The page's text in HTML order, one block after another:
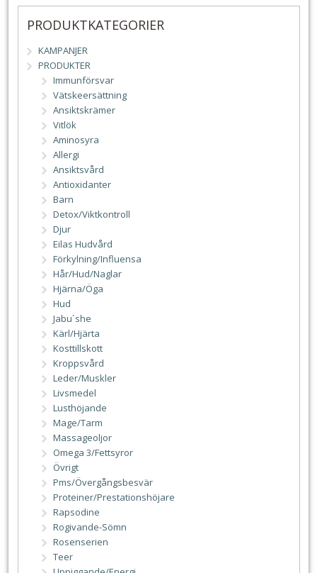
PRODUKTKATEGORIER
KAMPANJER
PRODUKTER
Immunförsvar
Vätskeersättning
Ansiktskrämer
Vitlök
Aminosyra
Allergi
Ansiktsvård
Antioxidanter
Barn
Detox/Viktkontroll
Djur
Eilas Hudvård
Förkylning/Influensa
Hår/Hud/Naglar
Hjärna/Öga
Hud
Jabu´she
Kärl/Hjärta
Kosttillskott
Kroppsvård
Leder/Muskler
Livsmedel
Lusthöjande
Mage/Tarm
Massageoljor
Omega 3/Fettsyror
Övrigt
Pms/Övergångsbesvär
Proteiner/Prestationshöjare
Rapsodine
Rogivande-Sömn
Rosenserien
Teer